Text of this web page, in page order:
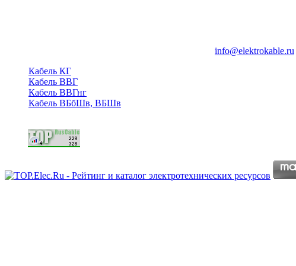
info@elektrokable.ru
Кабель КГ
Кабель ВВГ
Кабель ВВГнг
Кабель ВБбШв, ВБШв